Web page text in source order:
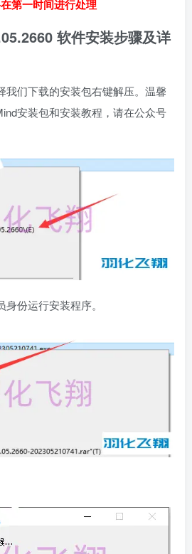
第一时间进行处理
软件安装步骤及详
我们下载的安装包右键解压。温馨
安装包和安装教程，请在公众号
份运行安装程序。